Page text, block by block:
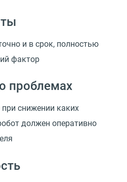
и в срок, полностью
фактор
проблемах
снижении каких
должен оперативно